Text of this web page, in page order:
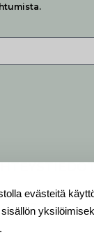
evästeitä
10-17